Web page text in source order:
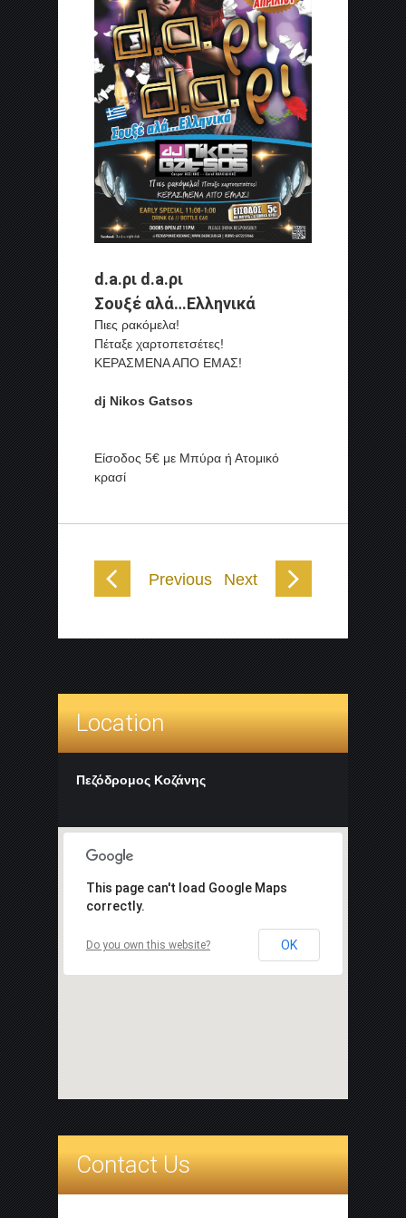
d.a.ρι d.a.ρι
Σουξέ αλά…Ελληνικά
Πιες ρακόμελα!
Πέταξε χαρτοπετσέτες!
ΚΕΡΑΣΜΕΝΑ ΑΠΟ ΕΜΑΣ!
dj Nikos Gatsos
Είσοδος 5€ με Μπύρα ή Ατομικό
κρασί
Previous Next
Location
Πεζόδρομος Κοζάνης
This page can't load Google Maps
correctly.
Do you own this website? OK
Contact Us